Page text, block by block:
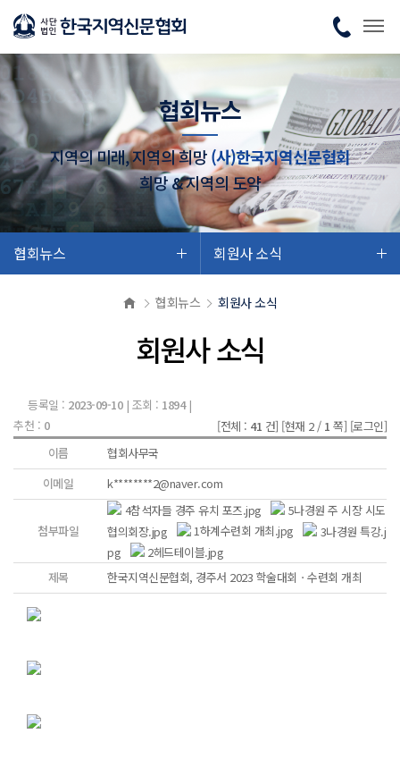
협회뉴스
지역의 미래, 지역의 희망(사)한국지역신문협회
희망 & 지역의 도약
협회뉴스 회원사 소식
협회뉴스 회원사 소식
회원사 소식
등록일 : 2023-09-10| 조회 : 1894|
추천 : 0 [전체 : 41 건] [현재 2 / 1 쪽] [로그인]
이름
협회사무국
이메일
k********2@naver.com
첨부파일
4참석자들 경주 유치 포즈.jpg
5나경원 주 시장 시도
협의회장.jpg
1하계수련회 개최.jpg
3나경원 특강.j
pg
2헤드테이블.jpg
제목
한국지역신문협회, 경주서 2023 학술대회ㆍ수련회 개최